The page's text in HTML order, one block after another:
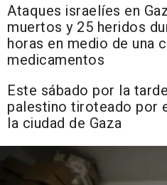
Ataques israelíes en
muertos y 25 heridos
horas en medio de una
medicamentos
Este sábado por la
palestino tiroteado por
la ciudad de Gaza